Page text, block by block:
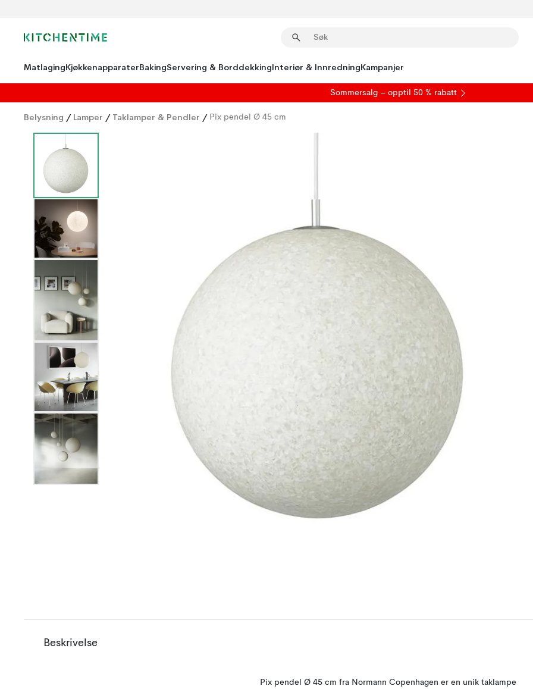
MatlagingKjøkkenapparaterBakingServering & BorddekkingInteriør & InnredningKampanjer
Sommersalg – opptil 50 % rabatt
Belysning / Lamper / Taklamper & Pendler / Pix pendel Ø 45 cm
Beskrivelse
Pix pendel Ø 45 cm fra Normann Copenhagen er en unik taklampe